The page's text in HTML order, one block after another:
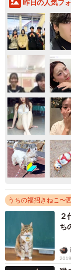
昨日の人気フ
うちの福招きねこ〜
２
ち